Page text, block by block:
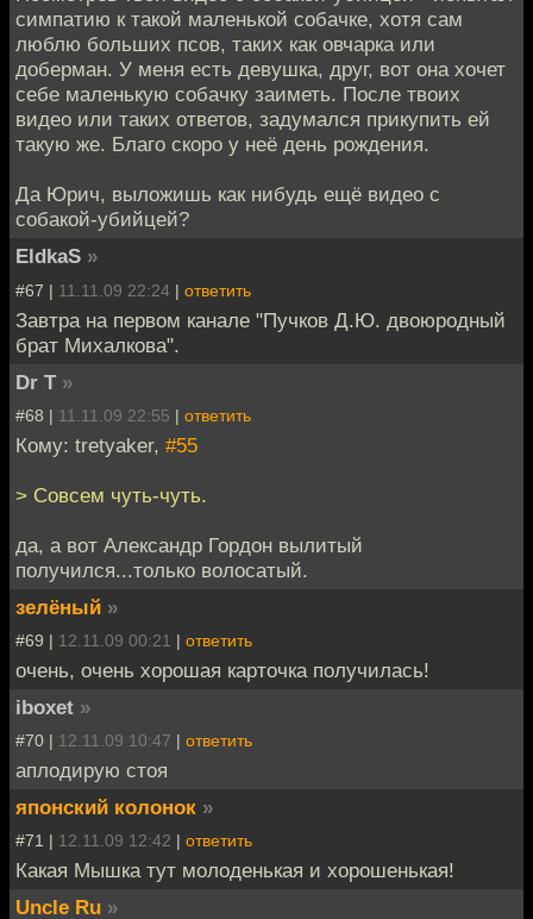
симпатию к такой маленькой собачке, хотя сам
люблю больших псов, таких как овчарка или
доберман. У меня есть девушка, друг, вот она хочет
себе маленькую собачку заиметь. После твоих
видео или таких ответов, задумался прикупить ей
такую же. Благо скоро у неё день рождения.
Да Юрич, выложишь как нибудь ещё видео с
собакой-убийцей?
EldkaS »
#67 | 11.11.09 22:24 | ответить
Завтра на первом канале "Пучков Д.Ю. двоюродный
брат Михалкова".
Dr T »
#68 | 11.11.09 22:55 | ответить
Кому: tretyaker, #55
> Совсем чуть-чуть.
да, а вот Александр Гордон вылитый
получился...только волосатый.
зелёный »
#69 | 12.11.09 00:21 | ответить
очень, очень хорошая карточка получилась!
iboxet »
#70 | 12.11.09 10:47 | ответить
аплодирую стоя
японский колонок »
#71 | 12.11.09 12:42 | ответить
Какая Мышка тут молоденькая и хорошенькая!
Uncle Ru »